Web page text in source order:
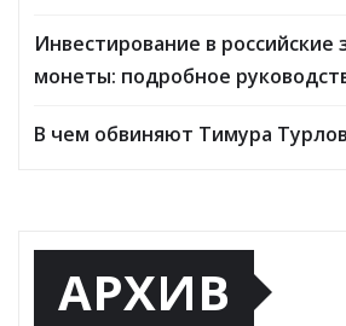
Инвестирование в российские
монеты: подробное
В чем обвиняют Тимура
АРХИВ